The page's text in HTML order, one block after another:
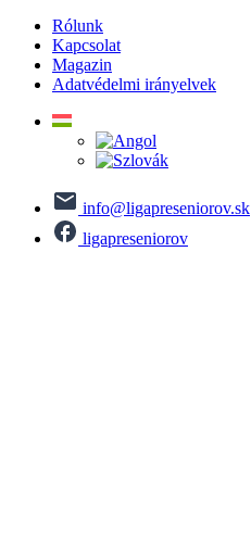
Rólunk
Kapcsolat
Magazin
Adatvédelmi irányelvek
info@ligapreseniorov.sk
ligapreseniorov